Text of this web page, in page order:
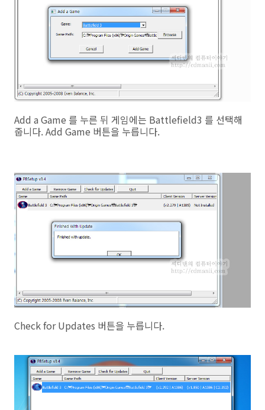
Add a Game 를 누른 뒤 게임에는 Battlefield3 를 선택해
줍니다. Add Game 버튼을 누릅니다.
Check for Updates 버튼을 누릅니다.